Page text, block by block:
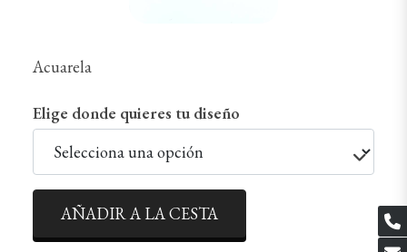
Acuarela
Elige donde quieres tu diseño
AÑADIR A LA CESTA